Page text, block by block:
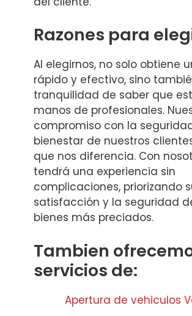
Razones para
Al elegirnos, no solo obtiene
rápido y efectivo, sino
tranquilidad de saber que
manos de profesionales.
compromiso con la
bienestar de nuestros
que nos diferencia. Con
tendrá una experiencia sin
complicaciones, priorizando
satisfacción y la seguridad
bienes más preciados.
Tambien
servicios de:
Apertura de vehiculos